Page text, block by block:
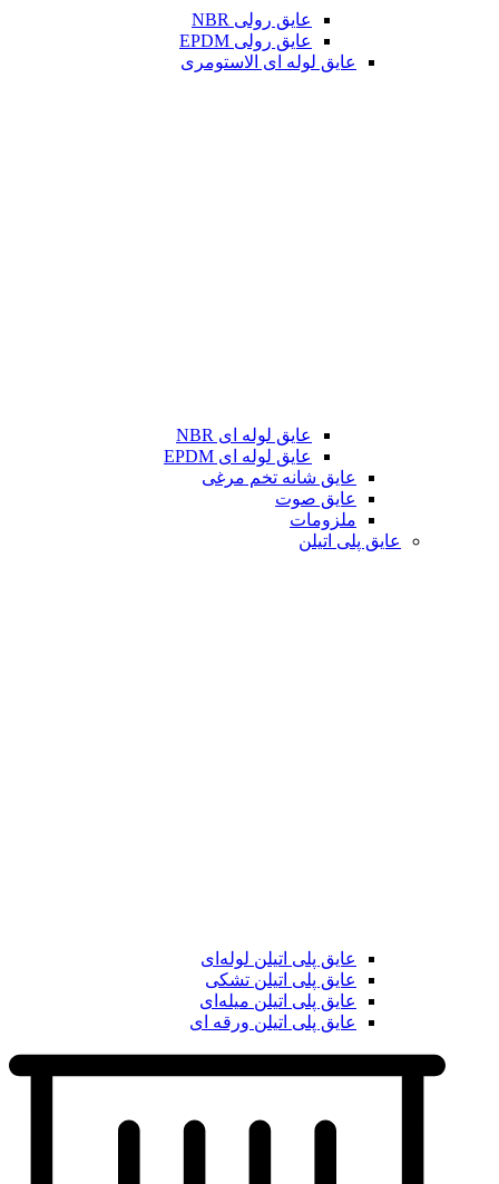
عایق رولی NBR
عایق رولی EPDM
عایق لوله ای الاستومری
عایق لوله ای NBR
عایق لوله ای EPDM
عایق شانه تخم مرغی
عایق صوت
ملزومات
عایق پلی اتیلن
عایق پلی اتیلن لوله‌ای
عایق پلی اتیلن تشکی
عایق پلی اتیلن میله‌ای
عایق پلی اتیلن ورقه ای